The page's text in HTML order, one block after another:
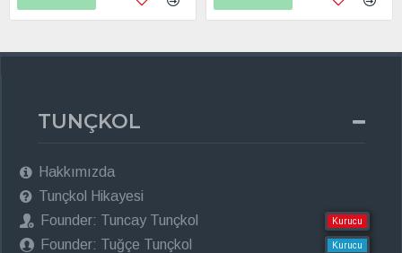
TUNÇKOL
Hakkımızda
Tunçkol Hikayesi
Founder: Tuncay Tunçkol
Kurucu
Founder: Tuğçe Tunçkol Kurucu